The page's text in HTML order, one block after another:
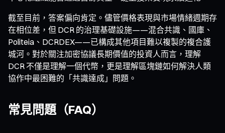
截至目前，答案偏向肯定。儘管價格表現與市場情緒週期存
在相位差，但 DCR 的治理基礎設施——混合共識、國庫、
Politeia、DCRDEX——已構成其他項目難以複製的複合護
城河。對於關注加密協議長期價值的投資人而言，理解
DCR 不僅是理解一個代幣，更是理解區塊鏈如何解決人類
協作中最困難的「共識達成」問題。
常見問題（FAQ）